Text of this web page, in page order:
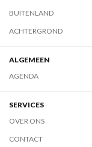
BUITENLAND
ACHTERGROND
ALGEMEEN
AGENDA
SERVICES
OVER ONS
CONTACT